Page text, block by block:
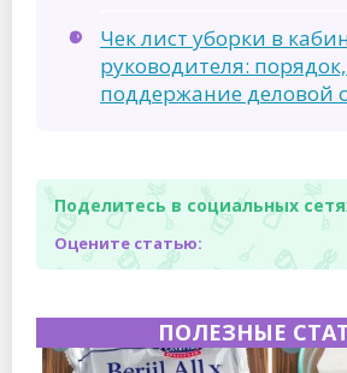
Чек лист уборки в
руководителя:
поддержание деловой
Поделитесь в социальных
Оцените статью:
ПОЛЕЗНЫЕ